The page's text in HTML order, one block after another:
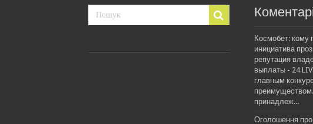
Космобет: кому
инициатива
репутация
выплаты - 24
главным
принадлеж...
Оголошення про